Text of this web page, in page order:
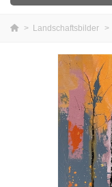
Landschaftsbilder
Blumenbilder
> Landschaftsbilder >